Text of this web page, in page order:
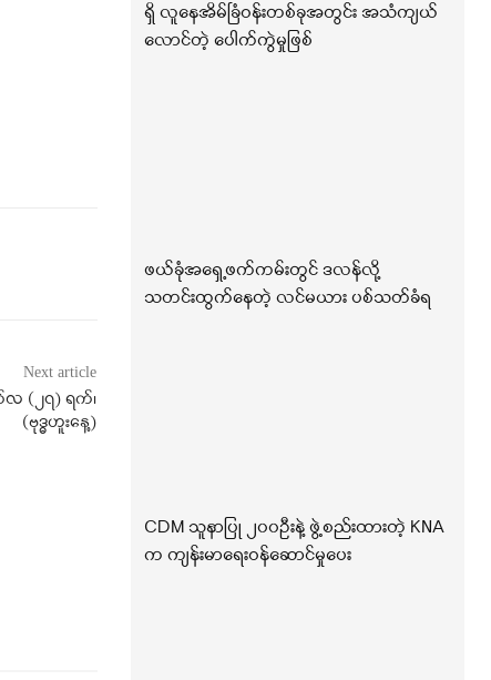
Next article
လ (၂၇) ရက်၊
(ဗုဒ္ဓဟူးနေ့)
ရှိ လူနေအိမ်ခြံဝန်းတစ်ခုအတွင်း အသံကျယ်
လောင်တဲ့ ပေါက်ကွဲမှုဖြစ်
ဖယ်ခုံအရှေ့ဖက်ကမ်းတွင် ဒလန်လို့
သတင်းထွက်နေတဲ့ လင်မယား ပစ်သတ်ခံရ
CDM သူနာပြု ၂၀၀ဦးနဲ့ ဖွဲ့စည်းထားတဲ့ KNA
က ကျန်းမာရေးဝန်ဆောင်မှုပေး